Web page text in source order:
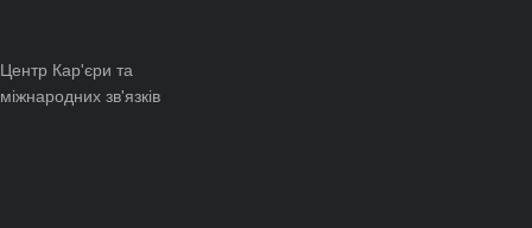
Центр Кар'єри та
міжнародних зв'язків